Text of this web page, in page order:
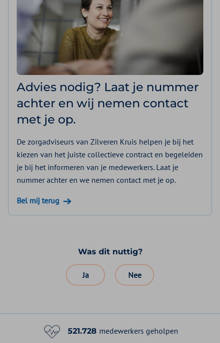
Advies nodig? Laat je nummer
achter en wij nemen contact
met je op.
De zorgadviseurs van Zilveren Kruis helpen je bij het
kiezen van het juiste collectieve contract en begeleiden
je bij het informeren van je medewerkers. Laat je
nummer achter en we nemen contact met je op.
Bel mij terug
Was dit nuttig?
Ja Nee
521.728 medewerkers geholpen